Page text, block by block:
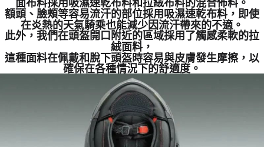
額頭、臉頰等容易流汗的部位採用吸濕速乾布料，即使
在炎熱的天氣騎乘也能減少因流汗帶來的不適。
此外，我們在頭盔開口附近的區域採用了觸感柔軟的拉
絨面料，
這種面料在佩戴和脫下頭盔時容易與皮膚發生摩擦，以
確保在各種情況下的舒適度。